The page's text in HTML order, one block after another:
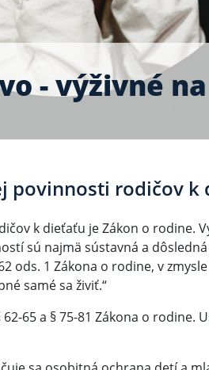
- výživné
povinnosti rodičov k
k dieťaťu je Zákon o rodine.
sú najmä sústavná a
1 Zákona o rodine, v
samé sa živiť.“
65 a § 75-81 Zákona o rodine.